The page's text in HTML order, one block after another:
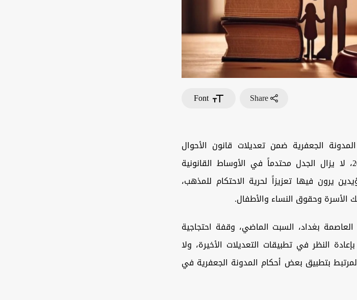
Share
Font
الجعفرية ضمن تعديلات قانون الأحوال
الشخصية العراقي في شباط/ فبراير 2025، لا يزال الجدل محتدماً في الأوساط القانونية
يرون فيها تعزيزاً لحرية الاحتكام للمذهب،
الأسرة وحقوق النساء والأطفال.
بغداد، السبت الماضي، وقفة احتجاجية
النظر في تطبيقات التعديلات الأخيرة، ولا
ما يتعلق بملف الحضانة والقرار 93 المرتبط بتطبيق بعض أحكام المدونة الجعفرية في